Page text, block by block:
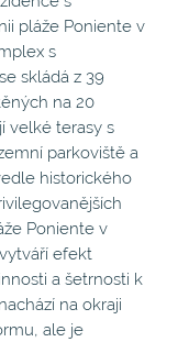
pláže Poniente v
s
skládá z 39
na 20
velké terasy s
parkoviště a
historického
Poniente v
efekt
a šetrnosti k
na okraji
ale je